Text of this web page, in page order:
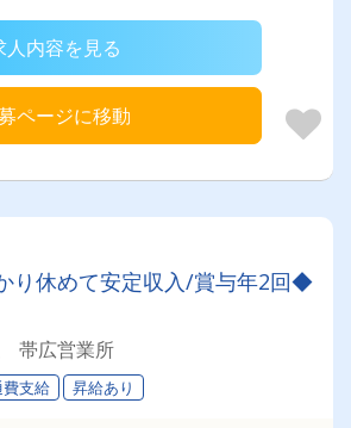
人内容を見る
ページに移動
り休めて安定収入/賞与年2回◆
帯広営業所
支給 昇給あり